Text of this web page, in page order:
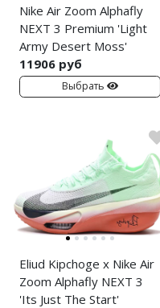
Nike Air Zoom Alphafly
NEXT 3 Premium 'Light
Army Desert Moss'
11906 руб
Выбрать
Eliud Kipchoge x Nike Air
Zoom Alphafly NEXT 3
'Its Just The Start'